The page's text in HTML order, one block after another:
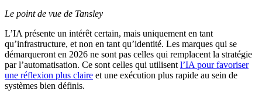
Le point de vue de Tansley
L’IA présente un intérêt certain, mais uniquement en tant
qu’infrastructure, et non en tant qu’identité. Les marques qui se
démarqueront en 2026 ne sont pas celles qui remplacent la stratégie
par l’automatisation. Ce sont celles qui utilisentl’IA pour favoriser
une réflexion plus claire et une exécution plus rapide au sein de
systèmes bien définis.